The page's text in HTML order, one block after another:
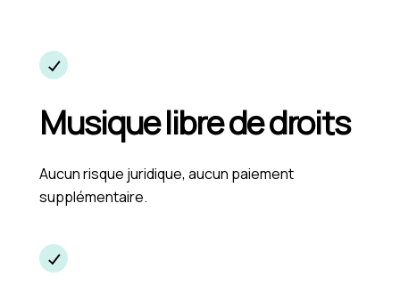
Musique libre de droits
Aucun risque juridique, aucun paiement
supplémentaire.